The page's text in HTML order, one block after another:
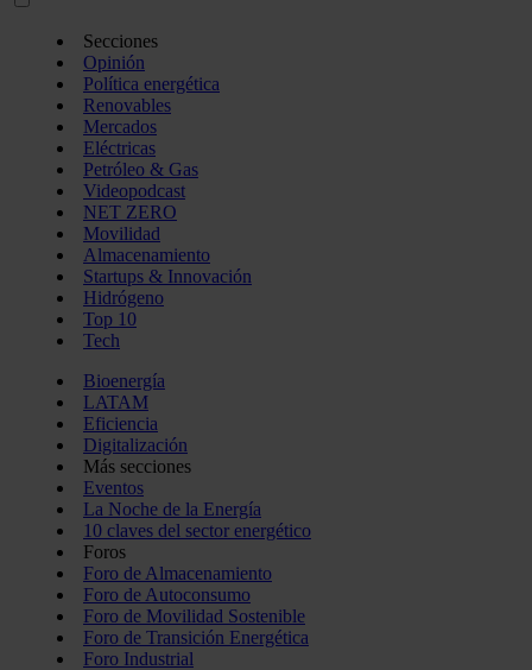
Secciones
Opinión
Política energética
Renovables
Mercados
Eléctricas
Petróleo & Gas
Videopodcast
NET ZERO
Movilidad
Almacenamiento
Startups & Innovación
Hidrógeno
Top 10
Tech
Bioenergía
LATAM
Eficiencia
Digitalización
Más secciones
Eventos
La Noche de la Energía
10 claves del sector energético
Foros
Foro de Almacenamiento
Foro de Autoconsumo
Foro de Movilidad Sostenible
Foro de Transición Energética
Foro Industrial